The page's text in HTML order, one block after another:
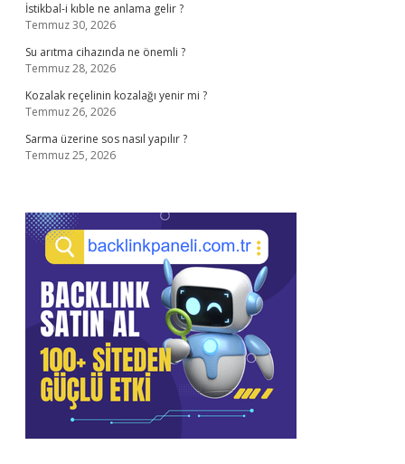
İstikbal-i kıble ne anlama gelir ?
Temmuz 30, 2026
Su arıtma cihazında ne önemli ?
Temmuz 28, 2026
Kozalak reçelinin kozalağı yenir mi ?
Temmuz 26, 2026
Sarma üzerine sos nasıl yapılır ?
Temmuz 25, 2026